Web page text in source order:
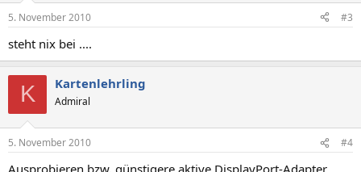
5. November 2010 #3
steht nix bei ....
K Kartenlehrling
Admiral
5. November 2010 #4
Ausprobieren bzw. günstigere aktive DisplayPort-Adapter